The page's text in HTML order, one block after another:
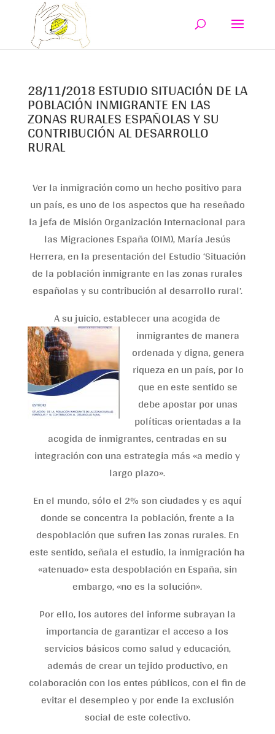
28/11/2018 ESTUDIO SITUACIÓN DE LA
POBLACIÓN INMIGRANTE EN LAS
ZONAS RURALES ESPAÑOLAS Y SU
CONTRIBUCIÓN AL DESARROLLO
RURAL
Ver la inmigración como un hecho positivo para
un país, es uno de los aspectos que ha reseñado
la jefa de Misión Organización Internacional para
las Migraciones España (OIM), María Jesús
Herrera, en la presentación del Estudio ‘Situación
de la población inmigrante en las zonas rurales
españolas y su contribución al desarrollo rural’.
A su juicio, establecer una acogida de
inmigrantes de manera
ordenada y digna, genera
riqueza en un país, por lo
que en este sentido se
debe apostar por unas
políticas orientadas a la
acogida de inmigrantes, centradas en su
integración con una estrategia más «a medio y
largo plazo».
En el mundo, sólo el 2% son ciudades y es aquí
donde se concentra la población, frente a la
despoblación que sufren las zonas rurales. En
este sentido, señala el estudio, la inmigración ha
«atenuado» esta despoblación en España, sin
embargo, «no es la solución».
Por ello, los autores del informe subrayan la
importancia de garantizar el acceso a los
servicios básicos como salud y educación,
además de crear un tejido productivo, en
colaboración con los entes públicos, con el fin de
evitar el desempleo y por ende la exclusión
social de este colectivo.